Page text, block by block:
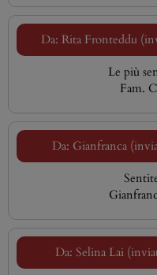
Da: Rita Fronteddu
Le più
Fam.
Da: Gianfranca
Da: Selina Lai